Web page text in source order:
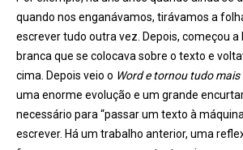
quando nos enganávamos, tirávamos a
escrever tudo outra vez. Depois, começou
branca que se colocava sobre o texto e
cima. Depois veio o Word e tornou tudo mais
uma enorme evolução e um grande
necessário para “passar um texto à
escrever. Há um trabalho anterior, uma